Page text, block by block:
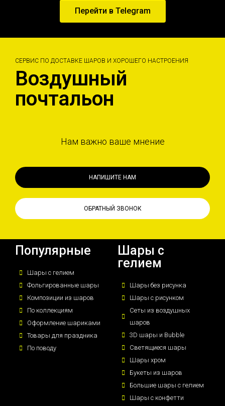
Перейти в Telegram
СЕРВИС ПО ДОСТАВКЕ ШАРОВ И ХОРОШЕГО НАСТРОЕНИЯ
Воздушный
почтальон
Нам важно ваше мнение
НАПИШИТЕ НАМ
ОБРАТНЫЙ ЗВОНОК
Популярные
Шары с гелием
Фольгированные шары
Композиции из шаров
По коллекциям
Оформление шариками
Товары для праздника
По поводу
Шары с
гелием
Шары без рисунка
Шары с рисунком
Сеты из воздушных
шаров
3D шары и Bubble
Светящиеся шары
Шары хром
Букеты из шаров
Большие шары с гелием
Шары с конфетти